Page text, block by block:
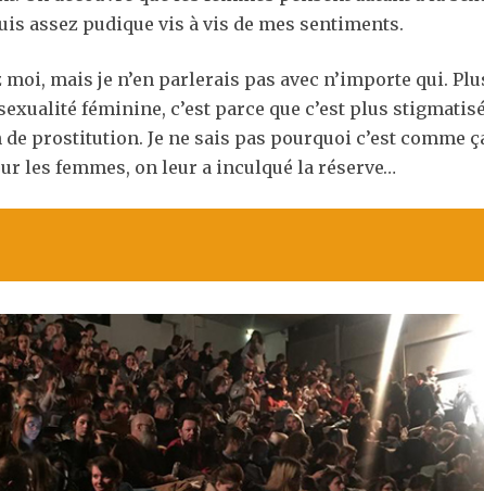
assez pudique vis à vis de mes sentiments.
mais je n’en parlerais pas avec n’importe qui.
féminine, c’est parce que c’est plus
prostitution. Je ne sais pas pourquoi c’est comme
les femmes, on leur a inculqué la réserve…